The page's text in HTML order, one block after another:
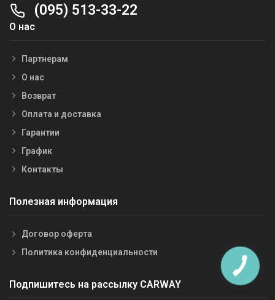
(095) 513-33-22
О нас
Партнерам
О нас
Возврат
Оплата и доставка
Гарантии
График
Контакты
Полезная информация
Договор оферта
Политика конфиденциальности
Подпишитесь на рассылку CARWAY